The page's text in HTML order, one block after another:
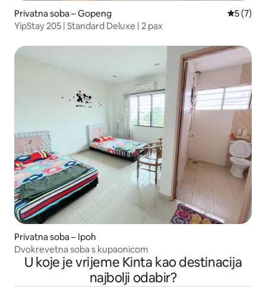
Privatna soba – Gopeng
5 (7)
YipStay 205 | Standard Deluxe | 2 pax
Privatna soba – Ipoh
Dvokrevetna soba s kupaonicom
U koje je vrijeme Kinta kao destinacija
najbolji odabir?